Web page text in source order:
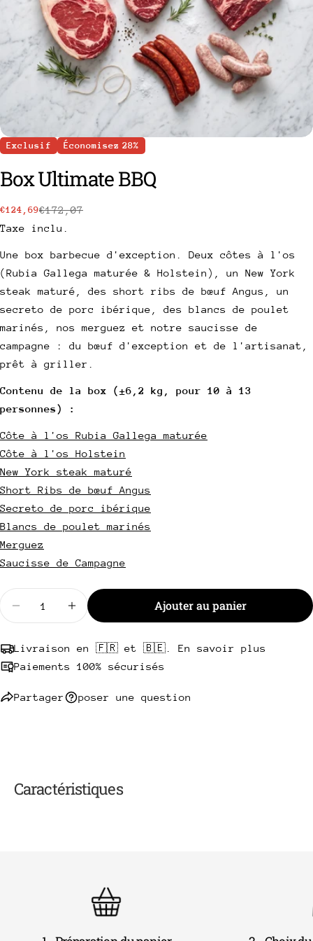
Exclusif Économisez 28%
Box Ultimate BBQ
Prix
vente
€124,69
Prix
€172,07
Taxe inclu.
Une box barbecue d'exception. Deux côtes à l'os
(Rubia Gallega maturée & Holstein), un New York
steak maturé, des short ribs de bœuf Angus, un
secreto de porc ibérique, des blancs de poulet
marinés, nos merguez et notre saucisse de
campagne : du bœuf d'exception et de l'artisanat,
prêt à griller.
Contenu de la box (±6,2 kg, pour 10 à 13
personnes) :
Côte à l'os Rubia Gallega maturée
Côte à l'os Holstein
New York steak maturé
Short Ribs de bœuf Angus
Secreto de porc ibérique
Blancs de poulet marinés
Merguez
Saucisse de Campagne
Diminuer la quantité pour Box Ultimate BBQ
Augmenter la quantité pour Box
Ajouter au panier
Livraison en 🇫🇷 et 🇧🇪. En savoir plus
Paiements 100% sécurisés
Partager
Partager ce produit
Partager
Partager
sur
Partager
sur
Épingler
sur
poser une question
Votre
nom
Votre
Votre
Votre
message
Les champs marqués * sont obligatoires.
Caractéristiques